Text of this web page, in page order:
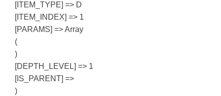
[ITEM_TYPE] => D
[ITEM_INDEX] => 1
[PARAMS] => Array
(
)
[DEPTH_LEVEL] => 1
[IS_PARENT] =>
)